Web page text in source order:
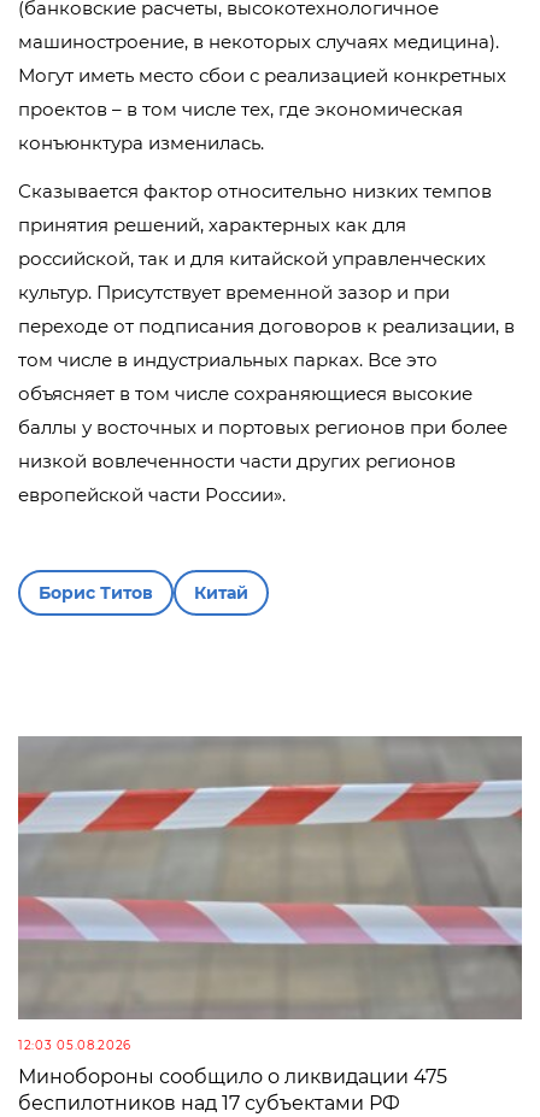
(банковские расчеты, высокотехнологичное
машиностроение, в некоторых случаях медицина).
Могут иметь место сбои с реализацией конкретных
проектов – в том числе тех, где экономическая
конъюнктура изменилась.
Сказывается фактор относительно низких темпов
принятия решений, характерных как для
российской, так и для китайской управленческих
культур. Присутствует временной зазор и при
переходе от подписания договоров к реализации, в
том числе в индустриальных парках. Все это
объясняет в том числе сохраняющиеся высокие
баллы у восточных и портовых регионов при более
низкой вовлеченности части других регионов
европейской части России».
Борис Титов Китай
12:03 05.08.2026
Минобороны сообщило о ликвидации 475
беспилотников над 17 субъектами РФ